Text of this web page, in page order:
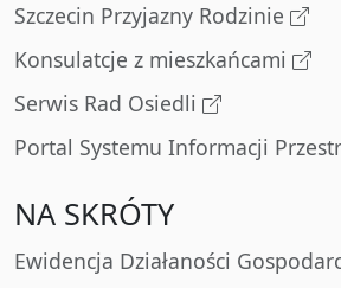
Szczecin Przyjazny Rodzinie
Konsulatcje z mieszkańcami
Serwis Rad Osiedli
Portal Systemu Informacji
NA SKRÓTY
Ewidencja Działaności